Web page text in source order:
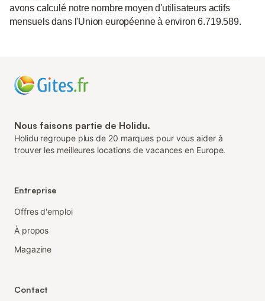
avons calculé notre nombre moyen d'utilisateurs actifs
mensuels dans l'Union européenne à environ 6.719.589.
Nous faisons partie de Holidu.
Holidu regroupe plus de 20 marques pour vous aider à
trouver les meilleures locations de vacances en Europe.
Entreprise
Offres d'emploi
À propos
Magazine
Contact